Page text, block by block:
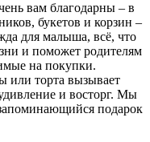
вам благодарны – в
букетов и корзин –
для малыша, всё, что
и поможет родителям
на покупки.
или торта вызывает
и восторг. Мы
подарок